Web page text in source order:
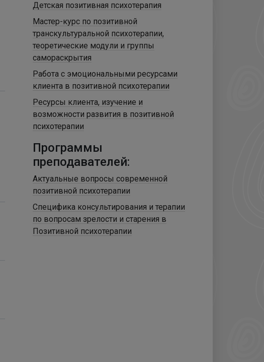
Детская позитивная психотерапия
Мастер-курс по позитивной
транскультуральной психотерапии,
теоретические модули и группы
самораскрытия
Работа с эмоциональными ресурсами
клиента в позитивной психотерапии
Ресурсы клиента, изучение и
возможности развития в позитивной
психотерапии
Программы
преподавателей:
Актуальные вопросы современной
позитивной психотерапии
Специфика консультирования и терапии
по вопросам зрелости и старения в
Позитивной психотерапии